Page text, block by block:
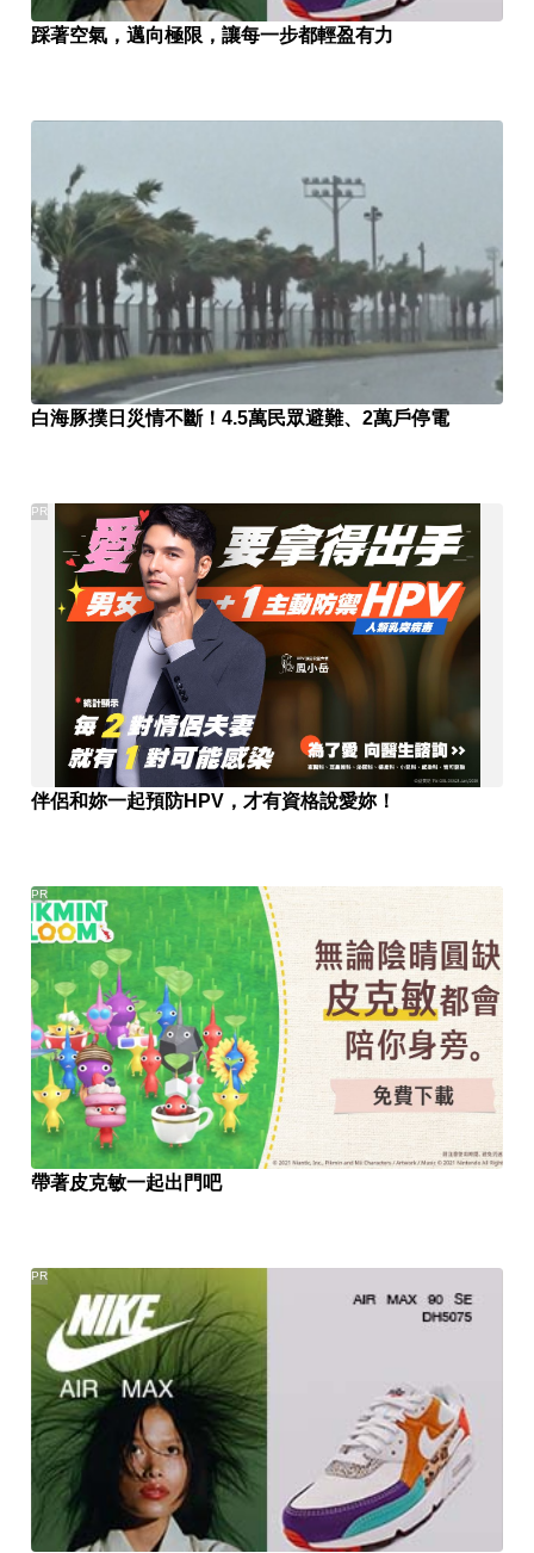
踩著空氣，邁向極限，讓每一步都輕盈有力
白海豚撲日災情不斷！4.5萬民眾避難、2萬戶停電
伴侶和妳一起預防HPV，才有資格說愛妳！
PR
帶著皮克敏一起出門吧
PR
PR